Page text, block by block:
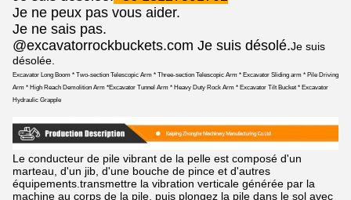
Je ne peux pas vous aider.
Je ne sais pas.
@excavatorrockbuckets.com Je suis désolé.Je suis
désolée.
Excavator Long Boom * Two-section Telescopic Arm * Three-section Telescopic Arm * Excavator Sliding arm * Pile Driving
Arm * High Reach Demolition Arm *Excavator Tunnel Arm * Heavy Duty Rock Arm * Excavator Tilt Bucket * Excavator
Hydraulic Grapple
Le conducteur de pile vibrant de la pelle est composé d'un
marteau, d'un jib, d'une bouche de pince et d'autres
équipements.transmettre la vibration verticale générée par la
machine au corps de la pile, puis plongez la pile dans le sol avec